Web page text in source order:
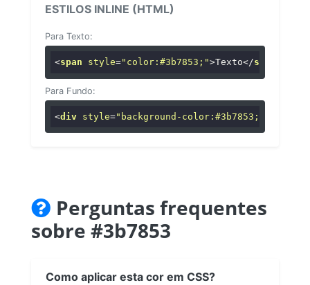
ESTILOS INLINE (HTML)
Para Texto:
<span style="color:#3b7853;">Texto</span
Para Fundo:
<div style="background-color:#3b7853;"
Perguntas frequentes
sobre #3b7853
Como aplicar esta cor em CSS?